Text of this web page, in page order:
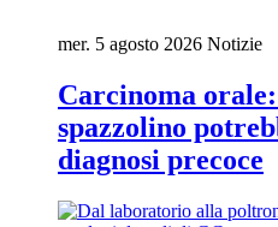
mer. 5 agosto 2026 Notizie
Carcinoma
spazzolino
diagnosi precoce